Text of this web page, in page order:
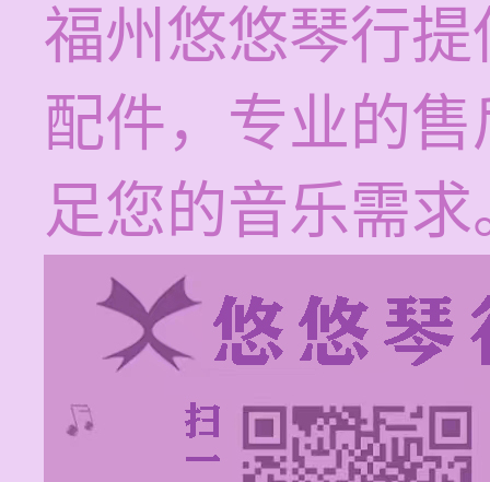
福州悠悠琴行
配件，专业的
足您的音乐需求